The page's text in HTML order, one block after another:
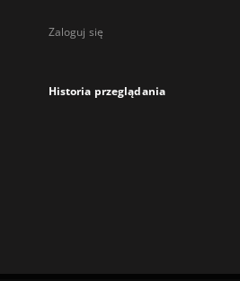
Zaloguj się
Historia przeglądania